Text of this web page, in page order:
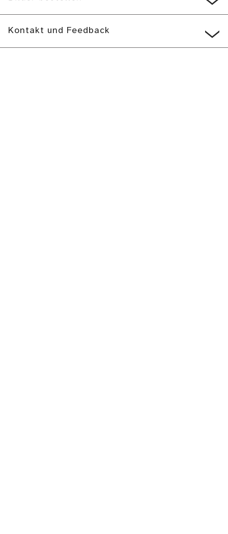
Kontakt und Feedback